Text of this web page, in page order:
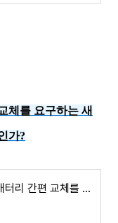
체를 요구하는 새
가?
EU 에서 애플 삼성 외 배터리 간편 교체를 요구하는 새로운 규정에 승인이? 그 내용은 무엇인가?